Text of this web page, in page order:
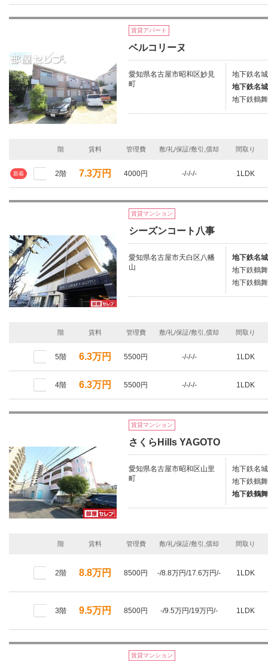
賃貸アパート
ベルコリーヌ
愛知県名古屋市昭和区妙見
町
地下鉄名
地下鉄名
地下鉄鶴
階 賃料 管理費 敷/礼/保証/敷引,償却 間取り
新着 2階 7.3万円 4000円 -/-/-/- 1LDK
賃貸マンション
シーズンコート八事
愛知県名古屋市天白区八幡
山
地下鉄名
地下鉄鶴
地下鉄鶴
階 賃料 管理費 敷/礼/保証/敷引,償却 間取り
5階 6.3万円 5500円 -/-/-/- 1LDK
4階 6.3万円 5500円 -/-/-/- 1LDK
賃貸マンション
さくらHills YAGOTO
愛知県名古屋市昭和区山里
町
地下鉄名
地下鉄鶴
地下鉄鶴
階 賃料 管理費 敷/礼/保証/敷引,償却 間取り
2階 8.8万円 8500円 -/8.8万円/17.6万円/- 1LDK
3階 9.5万円 8500円 -/9.5万円/19万円/- 1LDK
賃貸マンション